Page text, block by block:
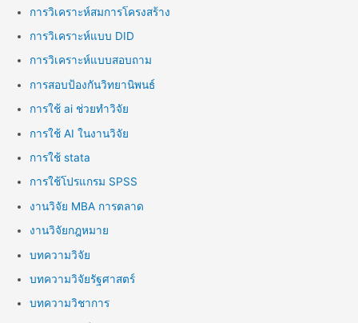
การวิเคราะห์สมการโครงสร้าง
การวิเคราะห์แบบ DID
การวิเคราะห์แบบสอบถาม
การสอบป้องกันวิทยานิพนธ์
การใช้ ai ช่วยทำวิจัย
การใช้ AI ในงานวิจัย
การใช้ stata
การใช้โปรแกรม SPSS
งานวิจัย MBA การตลาด
งานวิจัยกฎหมาย
บทความวิจัย
บทความวิจัยรัฐศาสตร์
บทความวิชาการ